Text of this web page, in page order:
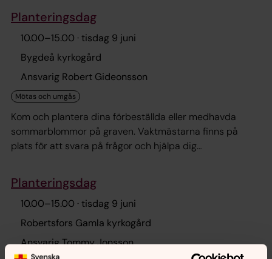
Planteringsdag
10.00–15.00 · tisdag 9 juni
Bygdeå kyrkogård
Ansvarig Robert Gideonsson
Kom och plantera dina förbeställda eller medhavda
sommarblommor på graven. Vaktmästarna finns på
plats för att svara på frågor och hjälpa dig
Planteringsdag
10.00–15.00 · tisdag 9 juni
Robertsfors Gamla kyrkogård
Ansvarig Tommy Jonsson